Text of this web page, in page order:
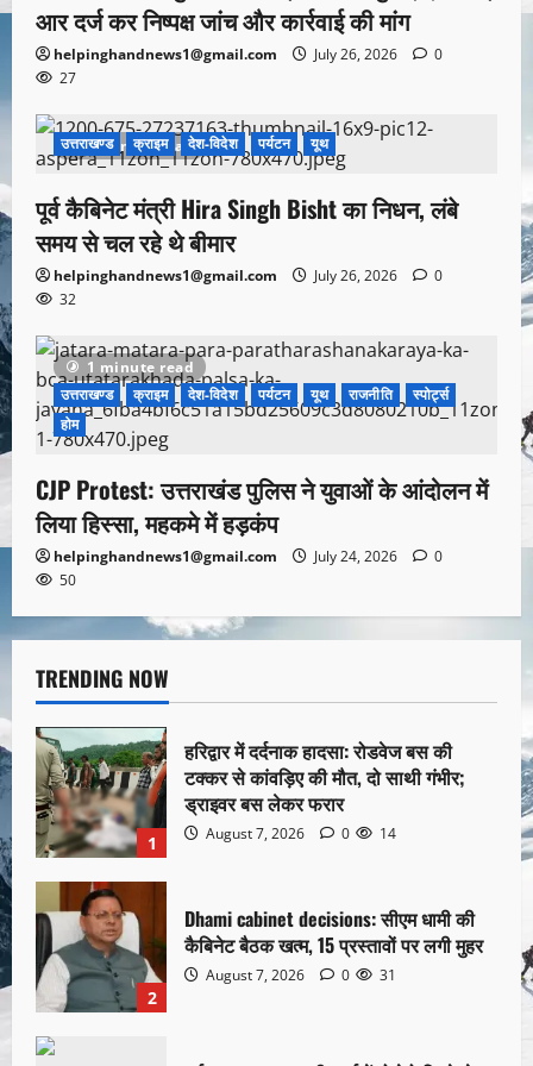
आर दर्ज कर निष्पक्ष जांच और कार्रवाई की मांग
helpinghandnews1@gmail.com July 26, 2026
0
27
1 minute read
उत्तराखण्ड क्राइम देश-विदेश पर्यटन यूथ
पूर्व कैबिनेट मंत्री Hira Singh Bisht का निधन, लंबे
समय से चल रहे थे बीमार
helpinghandnews1@gmail.com July 26, 2026
0
32
1 minute read
उत्तराखण्ड
क्राइम देश-विदेश पर्यटन यूथ राजनीति
स्पोर्ट्स
होम
CJP Protest: उत्तराखंड पुलिस ने युवाओं के आंदोलन में
लिया हिस्सा, महकमे में हड़कंप
helpinghandnews1@gmail.com July 24, 2026
0
50
TRENDING NOW
1
हरिद्वार में दर्दनाक हादसा: रोडवेज बस की
टक्कर से कांवड़िए की मौत, दो साथी गंभीर;
ड्राइवर बस लेकर फरार
August 7, 2026 0 14
2
Dhami cabinet decisions: सीएम धामी की
कैबिनेट बैठक खत्म, 15 प्रस्तावों पर लगी मुहर
August 7, 2026 0 31